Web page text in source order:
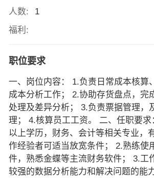
人数:
1
福利:
职位要求
一、岗位内容： 1.负责日常成本核算
成本分析工作； 2.协助存货盘点，完
处理及差异分析； 3.负责票据管理，
理； 4.核算员工工资。 二、任职要
以上学历，财务、会计等相关专业，
作经验者可适当放宽条件； 2.熟练使
件，熟悉金蝶等主流财务软件； 3.工
较强的数据分析能力和解决问题的能力